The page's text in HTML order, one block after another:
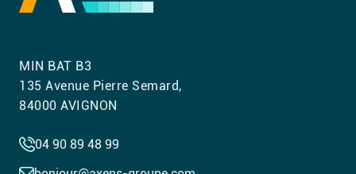
MIN BAT B3
135 Avenue Pierre Semard,
84000 AVIGNON
04 90 89 48 99